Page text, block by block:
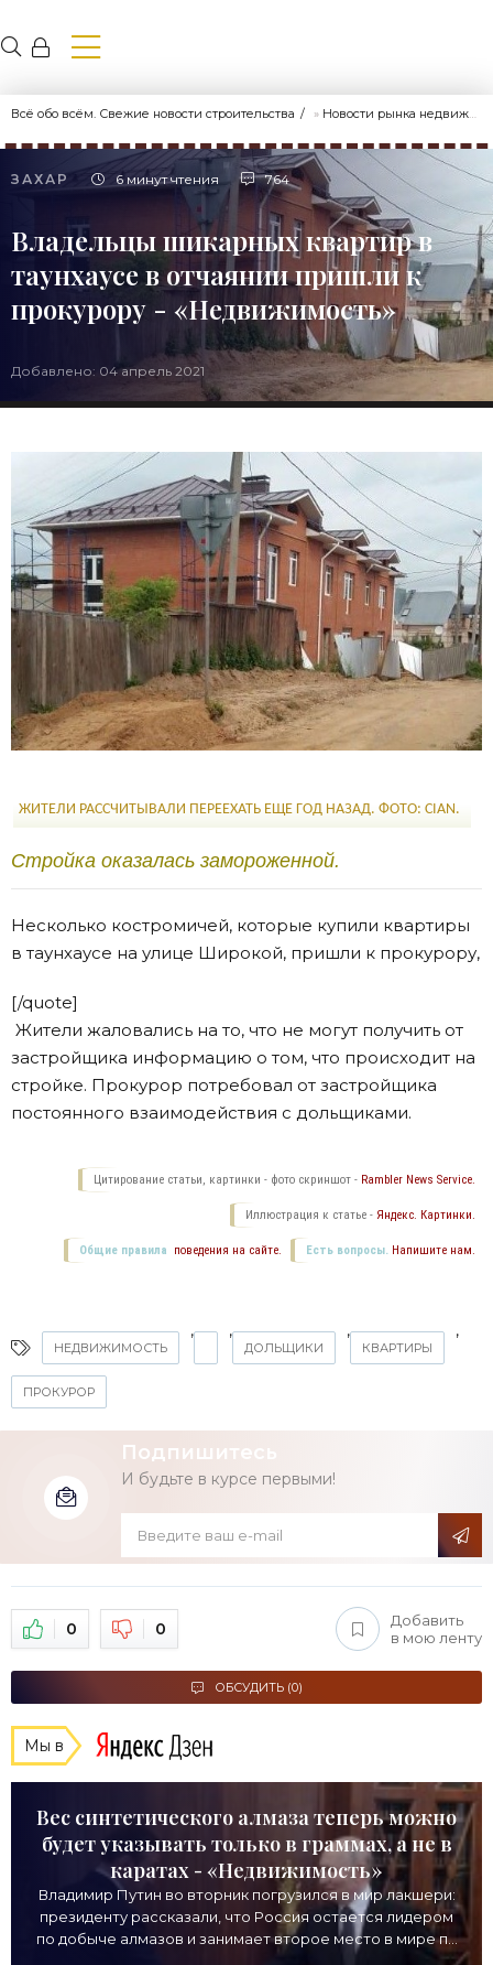
Всё обо всём. Свежие новости строительства » Новости рынка недвижимости
ЗАХАР 6 минут чтения 764
Владельцы шикарных квартир в
таунхаусе в отчаянии пришли к
прокурору - «Недвижимость»
Добавлено: 04 апрель 2021
ЖИТЕЛИ РАССЧИТЫВАЛИ ПЕРЕЕХАТЬ ЕЩЕ ГОД НАЗАД. ФОТО: CIAN.
Стройка оказалась замороженной.
Несколько костромичей, которые купили квартиры
в таунхаусе на улице Широкой, пришли к прокурору,
[/quote]
Жители жаловались на то, что не могут получить от
застройщика информацию о том, что происходит на
стройке. Прокурор потребовал от застройщика
постоянного взаимодействия с дольщиками.
Цитирование статьи, картинки - фото скриншот - Rambler News Service.
Иллюстрация к статье - Яндекс. Картинки.
Есть вопросы. Напишите нам.
Общие правила поведения на сайте.
НЕДВИЖИМОСТЬ
, ,
ДОЛЬЩИКИ
,
КВАРТИРЫ
,
ПРОКУРОР
Подпишитесь
И будьте в курсе первыми!
0 0
Добавить
в мою ленту
ОБСУДИТЬ (0)
Мы в
Вес синтетического алмаза теперь можно
будет указывать только в граммах, а не в
каратах - «Недвижимость»
Владимир Путин во вторник погрузился в мир лакшери:
президенту рассказали, что Россия остается лидером
по добыче алмазов и занимает второе место в мире по